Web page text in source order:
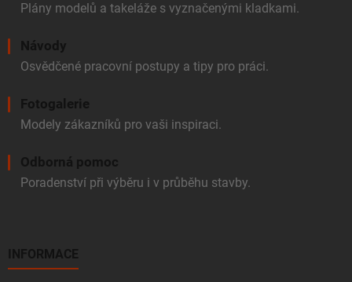
Plány modelů a takeláže s vyznačenými kladkami.
Návody
Osvědčené pracovní postupy a tipy pro práci.
Fotogalerie
Modely zákazníků pro vaši inspiraci.
Odborná pomoc
Poradenství při výběru i v průběhu stavby.
INFORMACE